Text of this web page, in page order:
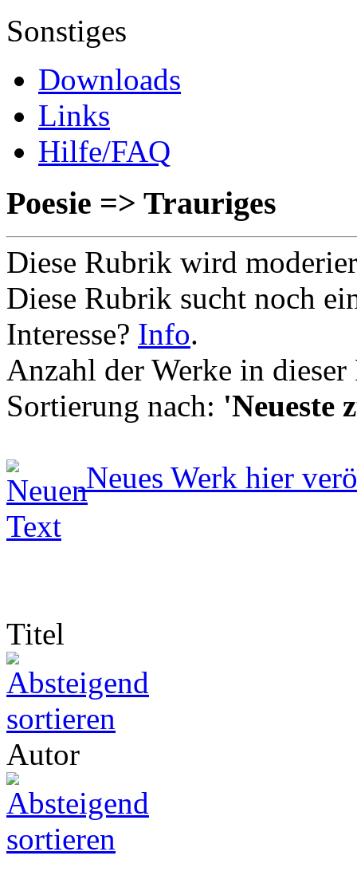
Sonstiges
Downloads
Links
Hilfe/FAQ
Poesie => Trauriges
Diese Rubrik wird
Diese Rubrik sucht noch
Interesse? Info.
Anzahl der Werke in
Sortierung nach: 'Neueste
Neues Werk hier
Titel
Autor